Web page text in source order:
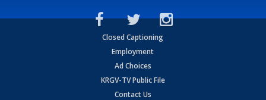
Closed Captioning
Employment
Ad Choices
KRGV-TV Public File
Contact Us